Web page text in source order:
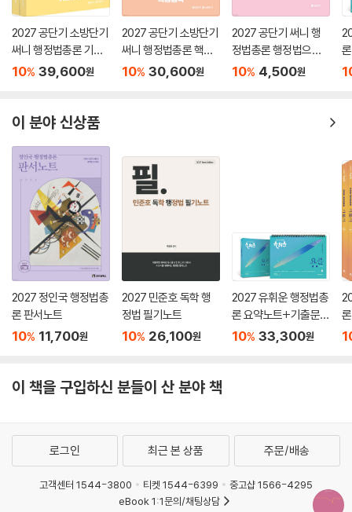
2027 공단기 소방단기
써니 행정법총론 기본
서
10% 39,600원
2027 공단기 소방단기
써니 행정법총론 핵심
집약
10% 30,600원
2027 공단기 써니 행
정법총론 행정법으로
의 초대
10% 4,500원
(
이 분야 신상품
2027 정인국 행정법총
론 판서노트
10% 11,700원
2027 민준호 독학 행
정법 필기노트
10% 26,100원
2027 유휘운 행정법총
론 요약노트+기출문제
(요.플.)
10% 33,300원
이 책을 구입하신 분들이 산 분야 책
로그인 최근 본 상품 주문/배송
고객센터 1544-3800 티켓 1544-6399
중고샵 1566-4295
eBook 1:1문의/채팅상담